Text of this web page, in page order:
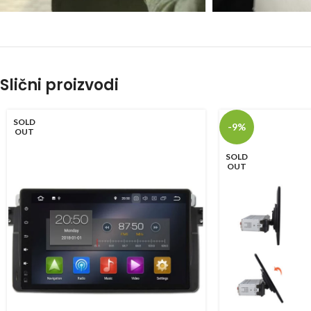
Slični proizvodi
SOLD
OUT
-9%
SOLD
OUT